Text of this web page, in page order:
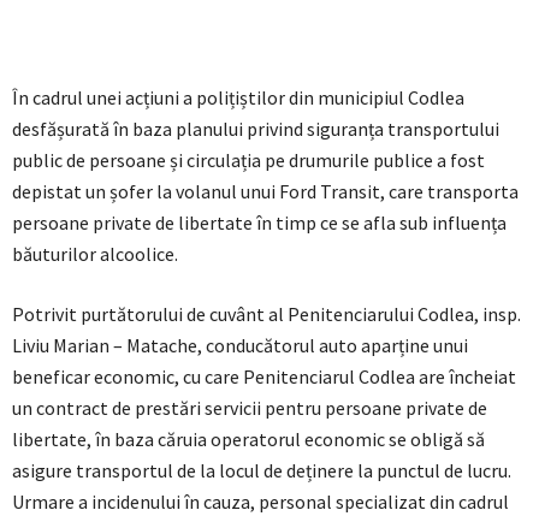
În cadrul unei acțiuni a polițiștilor din municipiul Codlea
desfășurată în baza planului privind siguranța transportului
public de persoane și circulația pe drumurile publice a fost
depistat un șofer la volanul unui Ford Transit, care transporta
persoane private de libertate în timp ce se afla sub influența
băuturilor alcoolice.
Potrivit purtătorului de cuvânt al Penitenciarului Codlea, insp.
Liviu Marian – Matache, conducătorul auto aparține unui
beneficar economic, cu care Penitenciarul Codlea are încheiat
un contract de prestări servicii pentru persoane private de
libertate, în baza căruia operatorul economic se obligă să
asigure transportul de la locul de deținere la punctul de lucru.
Urmare a incidenului în cauza, personal specializat din cadrul